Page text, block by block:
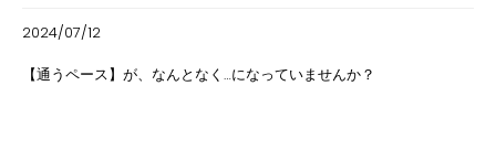
2024/07/12
【通うペース】が、なんとなく…になっていませんか？